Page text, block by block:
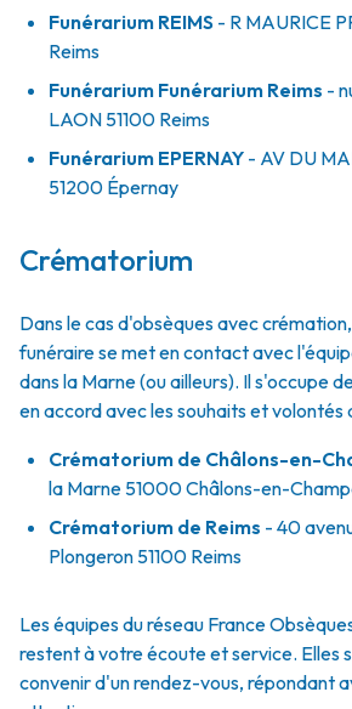
Funérarium REIMS - R MAURICE
Reims
Funérarium Funérarium Reims -
LAON 51100 Reims
Funérarium EPERNAY - AV DU
51200 Épernay
Crématorium
Dans le cas d'obsèques avec
funéraire se met en contact avec
dans la Marne (ou ailleurs). Il s'occupe
en accord avec les souhaits et volontés
Crématorium de Châlons-en-
la Marne 51000 Châlons-en-
Crématorium de Reims - 40
Plongeron 51100 Reims
Les équipes du réseau France
restent à votre écoute et service. Elles
convenir d'un rendez-vous, répondant